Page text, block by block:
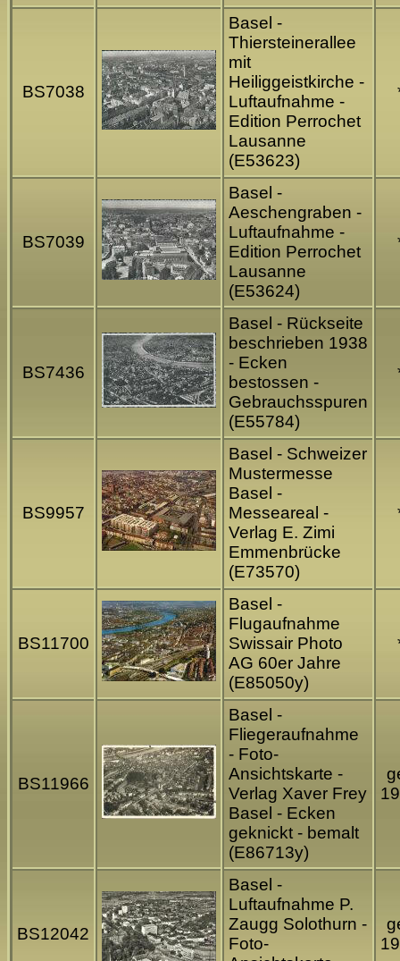
BS7038
Basel -
Thiersteinerallee
mit
Heiliggeistkirche -
Luftaufnahme -
Edition Perrochet
Lausanne
(E53623)
BS7039
Basel -
Aeschengraben -
Luftaufnahme -
Edition Perrochet
Lausanne
(E53624)
BS7436
Basel - Rückseite
beschrieben 1938
- Ecken
bestossen -
Gebrauchsspuren
(E55784)
BS9957
Basel - Schweizer
Mustermesse
Basel -
Messeareal -
Verlag E. Zimi
Emmenbrücke
(E73570)
BS11700
Basel -
Flugaufnahme
Swissair Photo
AG 60er Jahre
(E85050y)
BS11966
Basel -
Fliegeraufnahme
- Foto-
Ansichtskarte -
Verlag Xaver Frey
Basel - Ecken
geknickt - bemalt
(E86713y)
BS12042
Basel -
Luftaufnahme P.
Zaugg Solothurn -
Foto-